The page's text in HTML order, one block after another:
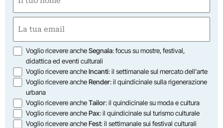
(Required)
First
(Required)
Opzioni
Voglio ricevere ancheSegnala: focus su mostre, festival,
didattica ed eventi culturali
Voglio ricevere ancheIncanti: il settimanale sul mercato dell'arte
Voglio ricevere ancheRender: il quindicinale sulla rigenerazione
urbana
Voglio ricevere ancheTailor: il quindicinale su moda e cultura
Voglio ricevere anchePax: il quindicinale sul turismo culturale
Voglio ricevere ancheFest: il settimanale sui festival culturali